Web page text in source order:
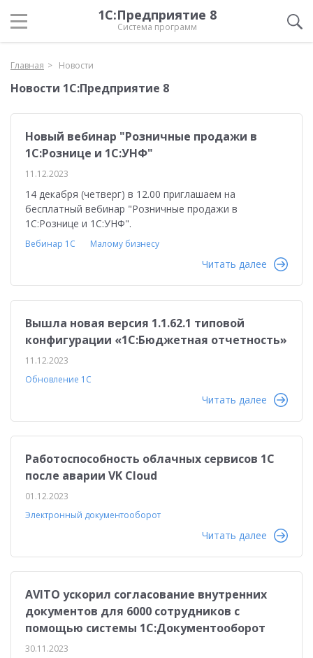
1С:Предприятие 8
Система программ
Главная Новости
Новости 1С:Предприятие 8
Новый вебинар "Розничные продажи в
1С:Рознице и 1С:УНФ"
11.12.2023
14 декабря (четверг) в 12.00 приглашаем на
бесплатный вебинар "Розничные продажи в
1С:Рознице и 1С:УНФ".
Вебинар 1С Малому бизнесу
Читать далее
Вышла новая версия 1.1.62.1 типовой
конфигурации «1C:Бюджетная отчетность»
11.12.2023
Обновление 1С
Читать далее
Работоспособность облачных сервисов 1С
после аварии VK Cloud
01.12.2023
Электронный документооборот
Читать далее
AVITO ускорил согласование внутренних
документов для 6000 сотрудников с
помощью системы 1С:Документооборот
30.11.2023